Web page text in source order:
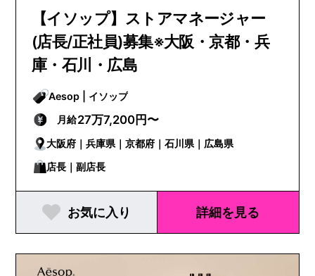
【イソップ】ストアマネージャー
(店長/正社員)募集※大阪・京都・兵
庫・石川・広島
Aesop | イソップ
月給27万7,200円〜
大阪府｜兵庫県｜京都府｜石川県｜広島県
店長｜副店長
お気に入り 詳細を見る